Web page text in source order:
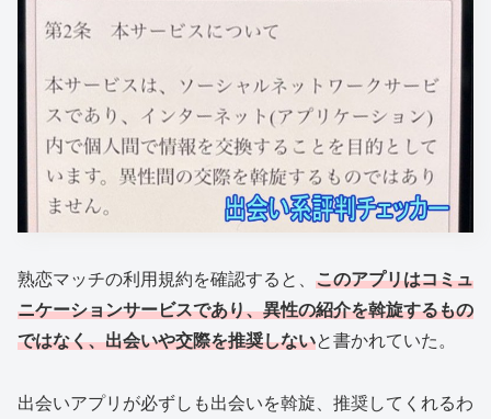
熟恋マッチの利用規約を確認すると、 このアプリはコミュ
ニケーションサービスであり、異性の紹介を斡旋するもの
ではなく、出会いや交際を推奨しないと書かれていた。
出会いアプリが必ずしも出会いを斡旋、推奨してくれるわ